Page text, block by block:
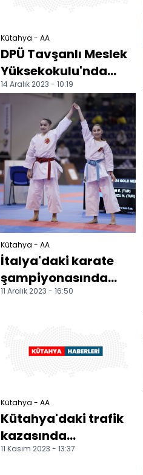
Kütahya - AA
DPÜ Tavşanlı Meslek
Yüksekokulu'nda
"Tavşanlı Tarihinde
Mevlevilik" anlatıl...
14 Aralık 2023 - 10:19
Kütahya - AA
İtalya'daki karate
şampiyonasında
finalde iki Türk
11 Aralık 2023 - 16:50
Kütahya - AA
Kütahya'daki trafik
kazasında
yaralanan genç
11 Kasım 2023 - 13:37